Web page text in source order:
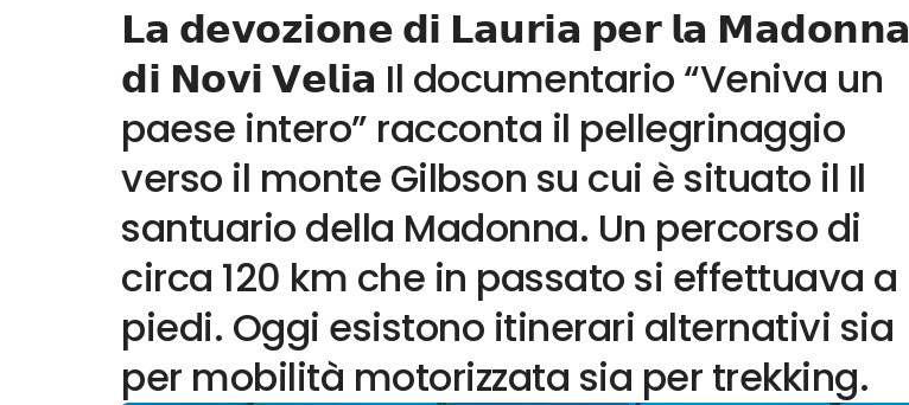
𝗟𝗮 𝗱𝗲𝘃𝗼𝘇𝗶𝗼𝗻𝗲 𝗱𝗶 𝗟𝗮𝘂𝗿𝗶𝗮 𝗽𝗲𝗿 𝗹𝗮 𝗠𝗮𝗱𝗼𝗻𝗻𝗮
𝗱𝗶 𝗡𝗼𝘃𝗶 𝗩𝗲𝗹𝗶𝗮 Il documentario “Veniva un
paese intero” racconta il pellegrinaggio
verso il monte Gilbson su cui è situato il Il
santuario della Madonna. Un percorso di
circa 120 km che in passato si effettuava a
piedi. Oggi esistono itinerari alternativi sia
per mobilità motorizzata sia per trekking.